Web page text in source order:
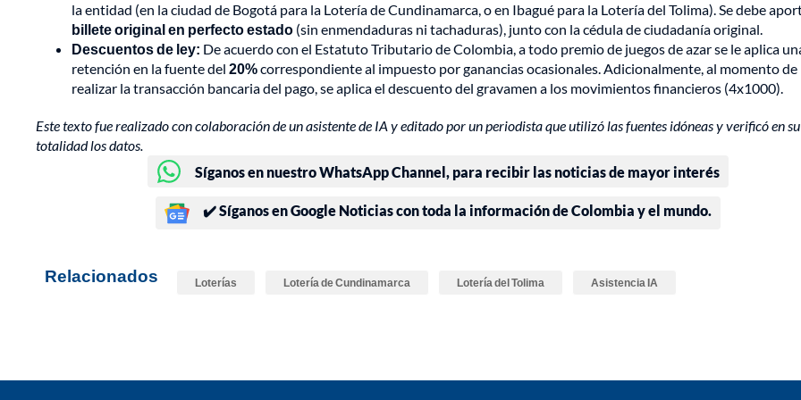
la entidad (en la ciudad de Bogotá para la Lotería de Cundinamarca, o en Ibagué para la Lotería del Tolima). Se debe
billete original en perfecto estado (sin enmendaduras ni tachaduras), junto con la cédula de ciudadanía original.
Descuentos de ley: De acuerdo con el Estatuto Tributario de Colombia, a todo premio de juegos de azar se le aplica
retención en la fuente del 20%correspondiente al impuesto por ganancias ocasionales. Adicionalmente, al momento de
realizar la transacción bancaria del pago, se aplica el descuento del gravamen a los movimientos financieros (4x1000).
Este texto fue realizado con colaboración de un asistente de IA y editado por un periodista que utilizó las fuentes idóneas y verificó en su
totalidad los datos.
Síganos en nuestro WhatsApp Channel, para recibir las noticias de mayor interés
✔️ Síganos en Google Noticias con toda la información de Colombia y el mundo.
Relacionados Loterías Lotería de Cundinamarca Lotería del Tolima Asistencia IA